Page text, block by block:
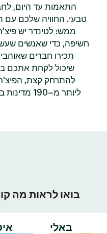
התאמות עד היום,
טבעי. החוויה שלכם עם
ממש: לטינדר יש
חשיפה, כדי שאנשים
תכירו חברים
שיכול לקחת אתכם
להתרחק קצת,
בואו לראות מה
באלי